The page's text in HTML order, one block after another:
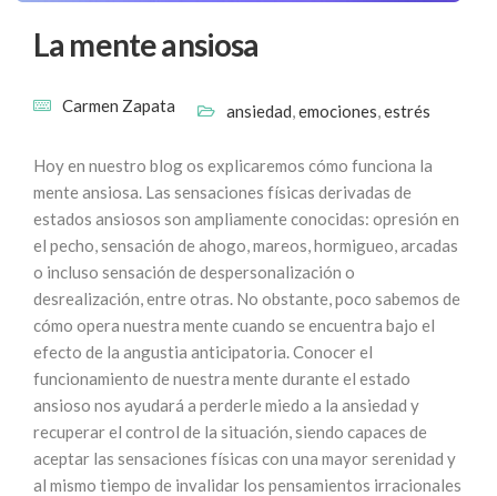
La mente ansiosa
Carmen Zapata ansiedad,emociones,estrés
Hoy en nuestro blog os explicaremos cómo funciona la
mente ansiosa. Las sensaciones físicas derivadas de
estados ansiosos son ampliamente conocidas: opresión en
el pecho, sensación de ahogo, mareos, hormigueo, arcadas
o incluso sensación de despersonalización o
desrealización, entre otras. No obstante, poco sabemos de
cómo opera nuestra mente cuando se encuentra bajo el
efecto de la angustia anticipatoria. Conocer el
funcionamiento de nuestra mente durante el estado
ansioso nos ayudará a perderle miedo a la ansiedad y
recuperar el control de la situación, siendo capaces de
aceptar las sensaciones físicas con una mayor serenidad y
al mismo tiempo de invalidar los pensamientos irracionales